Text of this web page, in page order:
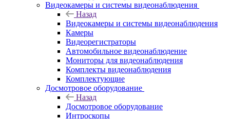
Видеокамеры и системы видеонаблюдения
Назад
Видеокамеры и системы видеонаблюдения
Камеры
Видеорегистраторы
Автомобильное видеонаблюдение
Мониторы для видеонаблюдения
Комплекты видеонаблюдения
Комплектующие
Досмотровое оборудование
Назад
Досмотровое оборудование
Интроскопы